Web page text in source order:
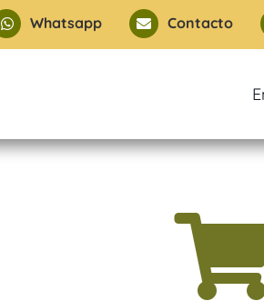
 Whatsapp  Contacto